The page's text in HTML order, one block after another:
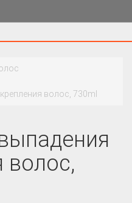
волос, 730ml
волос,